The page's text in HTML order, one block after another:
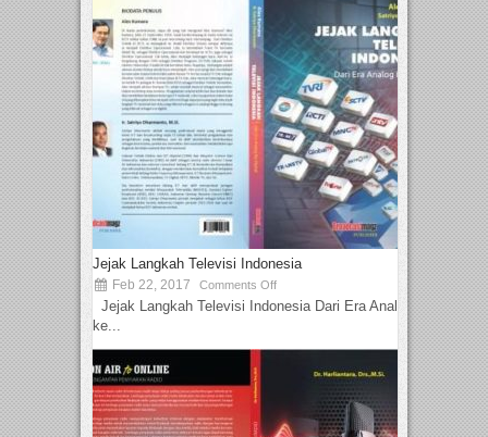
Jejak Langkah Televisi Indonesia
Feb 22, 2017 Comments Off
Jejak Langkah Televisi Indonesia Dari Era Analog
ke...